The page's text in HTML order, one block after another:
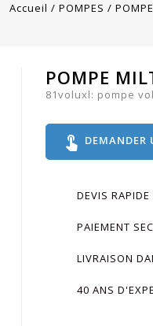
Accueil POMPES
POMPE
81voluxl: pompe
touch_app DEMANDER
DEVIS RAPIDE
PAIEMENT
LIVRAISON
40 ANS